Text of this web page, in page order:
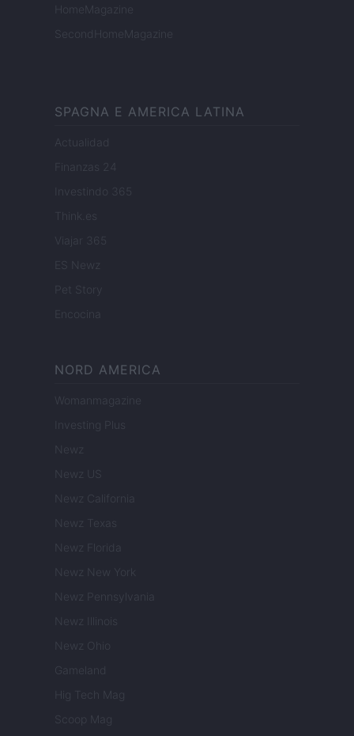
HomeMagazine
SecondHomeMagazine
SPAGNA E AMERICA LATINA
Actualidad
Finanzas 24
Investindo 365
Think.es
Viajar 365
ES Newz
Pet Story
Encocina
NORD AMERICA
Womanmagazine
Investing Plus
Newz
Newz US
Newz California
Newz Texas
Newz Florida
Newz New York
Newz Pennsylvania
Newz Illinois
Newz Ohio
Gameland
Hig Tech Mag
Scoop Mag